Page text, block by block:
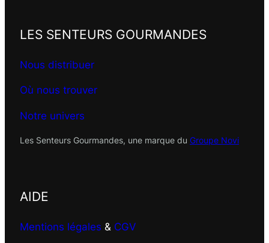
LES SENTEURS GOURMANDES
Nous distribuer
Où nous trouver
Notre univers
Les Senteurs Gourmandes, une marque du Groupe Novi
AIDE
Mentions légales & CGV